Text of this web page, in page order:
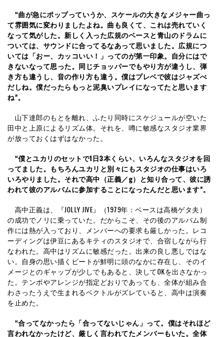
“曲が急にポップっていうか、スケールの大きなメジャー曲っ
て雰囲気に変わりましたよね。曲も良くて、これは売れていく
なって気がした。新しく入った広規のベースと青山のドラムに
ついては、サウンドに合ってるなあって思いました。広規につ
いては「おー、カッコいい！」ってのが第一印象。自分にはで
きないなって思った。同じチョッパーでもやり方が違うし、弾
き方も違うし、音の作り方も違う。僕はプレベで彼はジャズべ
だしね。僕だったらもっと泥臭いプレイになってたと思います
ね”。
山下達郎のもとを離れ、ふたり同時にスケジュールが空いた
田中と上原によるリズム体。それを、噂に敏感なスタジオ業界
が放っておくはずはなかった。
“僕とユカリのセットで1日3本くらい、いろんなスタジオを回
ってました。もちろんユカリと別々にもスタジオの仕事はいろ
いろやりました。それで高中（正義／g）と知り合って、彼に誘
われて彼のアルバムに参加することになったんだと思います”。
高中正義は、『JOLLY JIVE』（1979年：ベースは高橋ゲタ夫）
の成功でノリに乗っていた。だからこそ、その後のアルバム制
作には熱が入っており、メンバーへの要求も厳しかった。レコ
ーディングは伊豆にあるキティのスタジオで、合宿しながら行
なわれた。高中はリズムに敏感だった。出来の良し悪しではな
い。自身の思い描くビートが鮮明に頭のなかに存在し、そのイ
メージとのギャップが少しでもあると、決してOKを出さなかっ
た。テンポやアレンジが指定どおりであっても、全体が組み合
わさったうえで生まれるベクトルがズレていると、高中は演奏
を止めた。
“合ってなかったら「合ってないじゃん」って。僕はそれほど
言われなかったけど、厳しく言われてたメンバーもいた。全体